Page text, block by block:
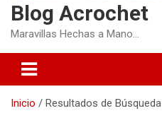
Blog Acrochet
Maravillas Hechas a Mano…
Inicio Resultados de Búsqueda